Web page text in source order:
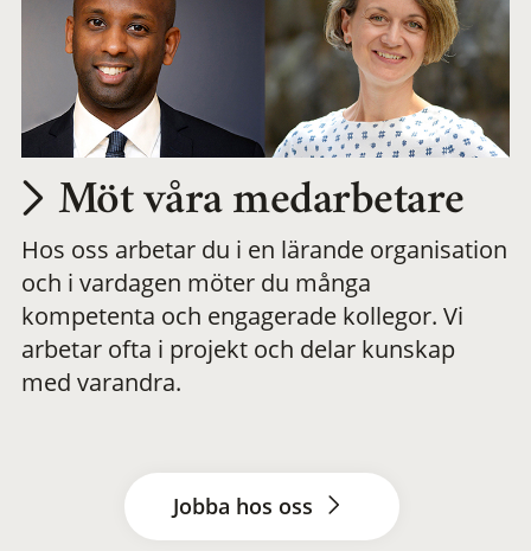
Möt våra medarbetare
Hos oss arbetar du i en lärande organisation
och i vardagen möter du många
kompetenta och engagerade kollegor. Vi
arbetar ofta i projekt och delar kunskap
med varandra.
Jobba hos oss